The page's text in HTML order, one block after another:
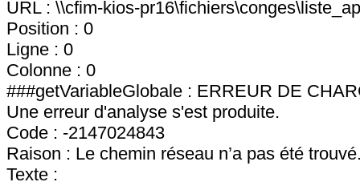
URL : \\cfim-kios-
Position : 0
Ligne : 0
Colonne : 0
###getVariableGlobale : ERREUR DE
Une erreur d'analyse s'est produite.
Code : -2147024843
Raison : Le chemin réseau n’a pas été
Texte :